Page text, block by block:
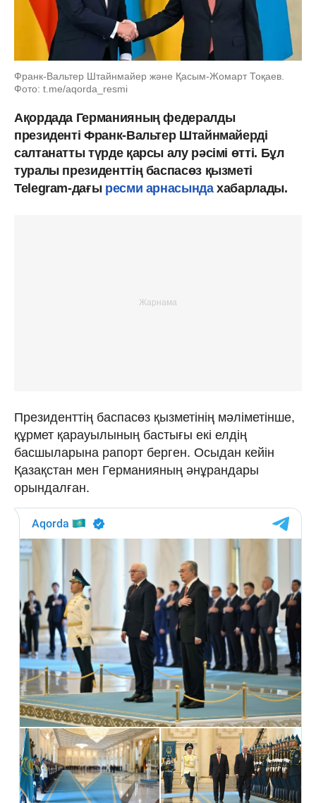
Франк-Вальтер Штайнмайер және Қасым-Жомарт Тоқаев.
Фото: t.me/aqorda_resmi
Ақордада Германияның федералды
президенті Франк-Вальтер Штайнмайерді
салтанатты түрде қарсы алу рәсімі өтті. Бұл
туралы президенттің баспасөз қызметі
Telegram-дағы ресми арнасындахабарлады.
Президенттің баспасөз қызметінің мәліметінше,
құрмет қарауылының бастығы екі елдің
басшыларына рапорт берген. Осыдан кейін
Қазақстан мен Германияның әнұрандары
орындалған.